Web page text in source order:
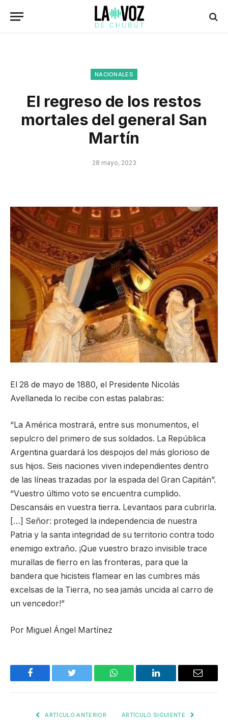
NACIONALES
El regreso de los restos
mortales del general San
Martín
28 mayo, 2023
El 28 de mayo de 1880, el Presidente Nicolás
Avellaneda lo recibe con estas palabras:
“La América mostrará, entre sus monumentos, el
sepulcro del primero de sus soldados. La República
Argentina guardará los despojos del más glorioso de
sus hijos. Seis naciones viven independientes dentro
de las líneas trazadas por la espada del Gran Capitán”.
“Vuestro último voto se encuentra cumplido.
Descansáis en vuestra tierra. Levantaos para cubrirla.
[…] Señor: proteged la independencia de nuestra
Patria y la santa integridad de su territorio contra todo
enemigo extraño. ¡Que vuestro brazo invisible trace
murallas de fierro en las fronteras, para que la
bandera que hicisteis flamear en las cumbres más
excelsas de la Tierra, no sea jamás uncida al carro de
un vencedor!”
Por Miguel Ángel Martínez
Facebook Twitter WhatsApp LinkedIn Email
ARTÍCULO ANTERIOR ARTÍCULO SIGUIENTE